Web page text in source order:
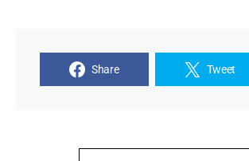
Share Tweet